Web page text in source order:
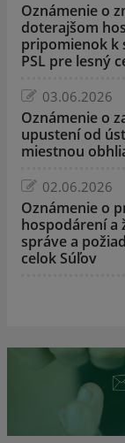
Oznámenie o
doterajšom
pripomienok k
PSL pre lesný
03.06.2026
Oznámenie o
upustení od
miestnou
02.06.2026
Oznámenie o
hospodárení a
správe a
celok Súľov